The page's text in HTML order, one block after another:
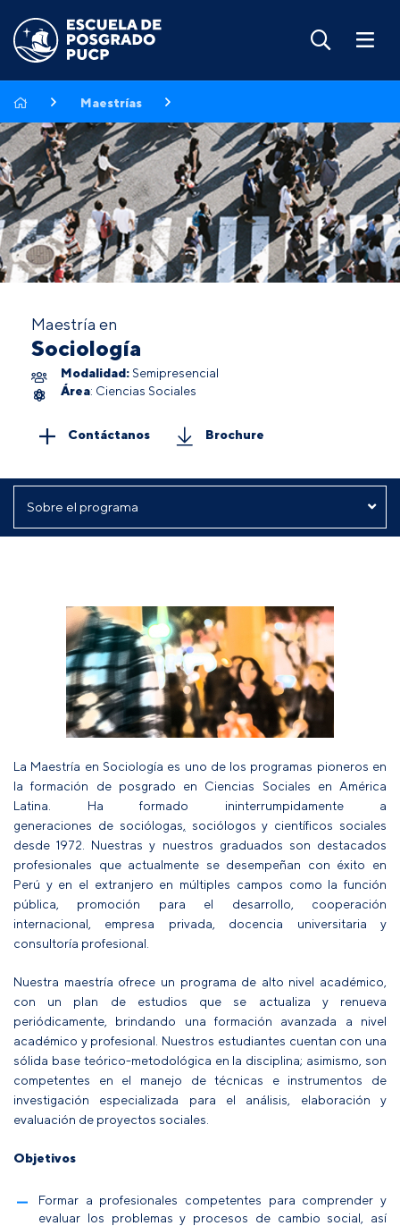
Maestrías
Maestría en
Sociología
Modalidad: Semipresencial
Área: Ciencias Sociales
Contáctanos Brochure
La Maestría en Sociología es uno de los programas pioneros en
la formación de posgrado en Ciencias Sociales en América
Latina. Ha formado ininterrumpidamente a
generaciones de sociólogas
sociólogos y científicos sociales
desde 1972. Nuestras y nuestros graduados son destacados
profesionales que actualmente se desempeñan con éxito en
Perú y en el extranjero en múltiples campos como la función
pública, promoción para el desarrollo, cooperación
internacional, empresa privada, docencia universitaria y
consultoría profesional.
Nuestra maestría ofrece un programa de alto nivel académico,
con un plan de estudios que se actualiza y renueva
periódicamente, brindando una formación avanzada a nivel
académico y profesional. Nuestros estudiantes cuentan con una
sólida base teórico-metodológica en la disciplina; asimismo, son
competentes en el manejo de técnicas e instrumentos de
investigación especializada para el análisis, elaboración y
evaluación de proyectos sociales.
Objetivos
Formar a profesionales competentes para comprender y
evaluar los problemas y procesos de cambio social, así